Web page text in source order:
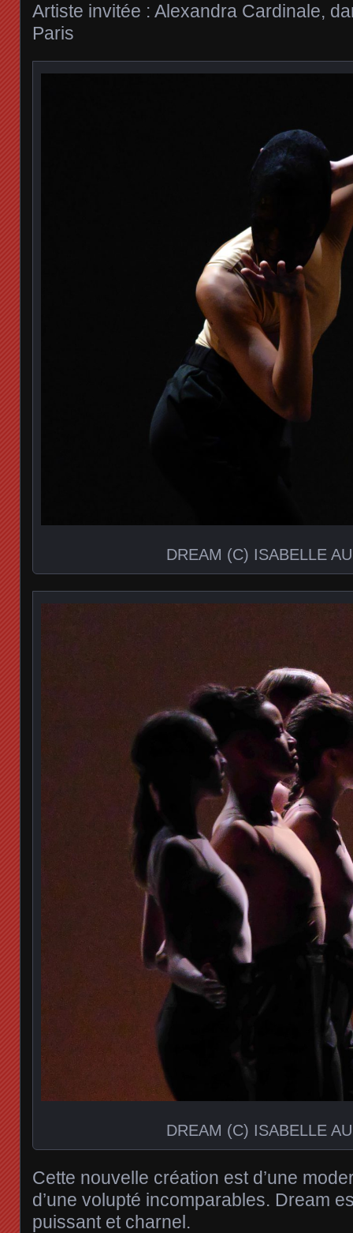
Artiste invitée : Alexandra Cardinale,
Paris
DREAM (C) ISABELLE
DREAM (C) ISABELLE
Cette nouvelle création est d’une
d’une volupté incomparables. Dream
puissant et charnel.